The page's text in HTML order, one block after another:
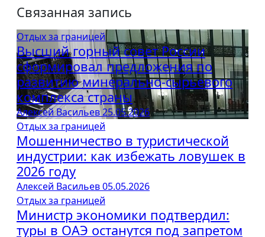
Связанная запись
Отдых за границей
Высший горный совет России
сформировал предложения по
развитию минерально-сырьевого
комплекса страны
Алексей Васильев25.05.2026
Отдых за границей
Мошенничество в туристической
индустрии: как избежать ловушек в
2026 году
Алексей Васильев05.05.2026
Отдых за границей
Министр экономики подтвердил:
туры в ОАЭ останутся под запретом